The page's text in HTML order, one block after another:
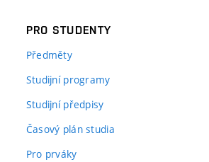
PRO STUDENTY
Předměty
Studijní programy
Studijní předpisy
Časový plán studia
Pro prváky